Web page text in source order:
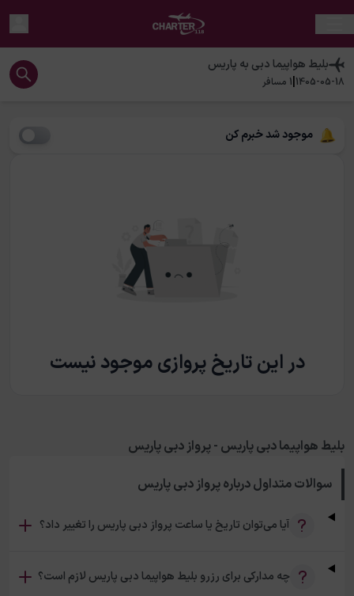
بلیط هواپیمادبی به پاریس
1405-05-18
|
1 مسافر
موجود شد خبرم کن
در این تاریخ پروازی موجود نیست
بلیط هواپیما دبی پاریس - پرواز دبی پاریس
سوالات متداول دربارهپرواز دبی پاریس
آیا می‌توان تاریخ یا ساعت پرواز دبی پاریس را تغییر داد؟
چه مدارکی برای رزرو بلیط هواپیما دبی پاریس لازم است؟